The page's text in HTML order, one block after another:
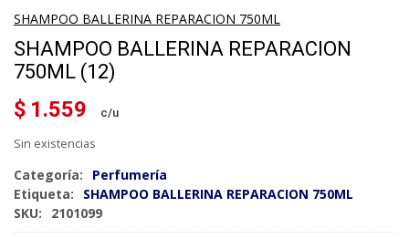
SHAMPOO BALLERINA REPARACION 750ML
SHAMPOO BALLERINA REPARACION
750ML (12)
$ 1.559
Sin existencias
Categoría:
Perfumería
Etiqueta:
SHAMPOO BALLERINA REPARACION 750ML
SKU:
2101099